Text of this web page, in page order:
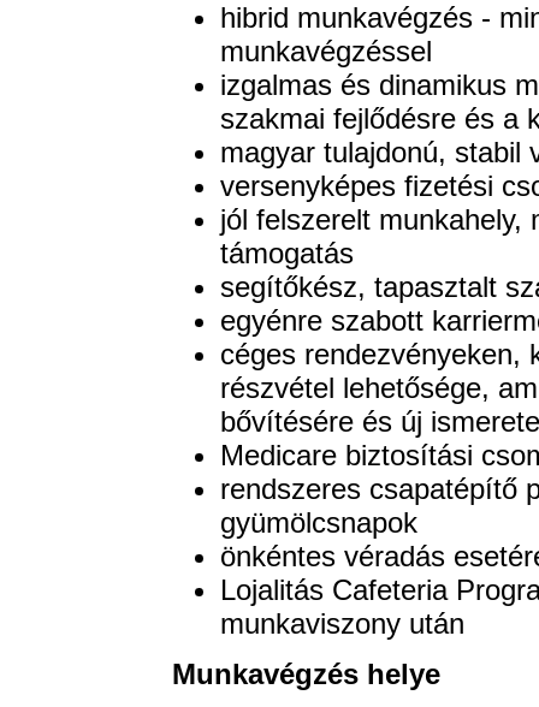
hibrid munkavégzés -
munkavégzéssel
izgalmas és dinamikus
szakmai fejlődésre és a
magyar tulajdonú, stabil
versenyképes fizetési
jól felszerelt munkahely,
támogatás
segítőkész, tapasztalt
egyénre szabott
céges rendezvényeken,
részvétel lehetősége,
bővítésére és új
Medicare biztosítási
rendszeres csapatépítő
gyümölcsnapok
önkéntes véradás
Lojalitás Cafeteria
munkaviszony után
Munkavégzés helye